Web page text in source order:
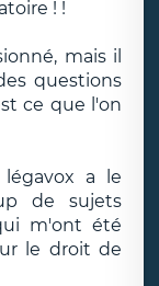
! !
mais il
questions
ce que l'on
a le
de sujets
m'ont été
le droit de